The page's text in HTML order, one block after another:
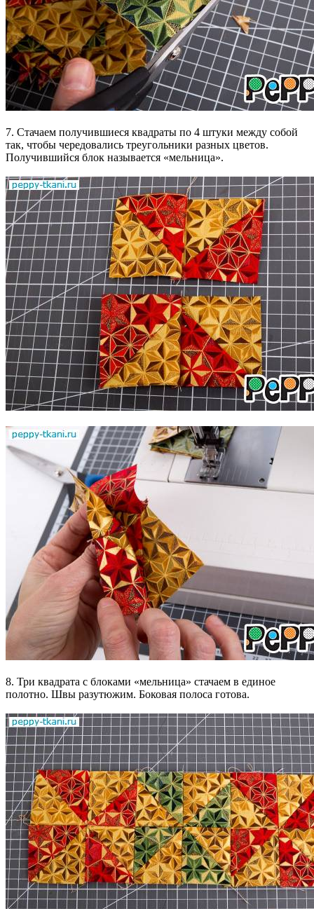
7. Стачаем получившиеся квадраты по 4 штуки между собой
так, чтобы чередовались треугольники разных цветов.
Получившийся блок называется «мельница».
8. Три квадрата с блоками «мельница» стачаем в единое
полотно. Швы разутюжим. Боковая полоса готова.